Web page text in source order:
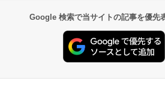
Google 検索で当サイトの記事を優先